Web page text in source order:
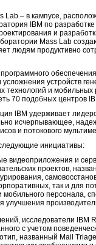
Lab – в кампусе,
IBM по
и
Mass Lab
людям продуктивно
устройств
технологий и
70 подобных центров
IBM удерживает
исчерпывающее,
и потокового
инициативы:
видеоприложения и
проектов,
так и для
персонала,
улучшения
исследователи IBM
с учетом
названный Mail